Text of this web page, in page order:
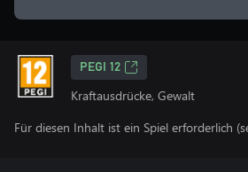
PEGI 12
Kraftausdrücke, Gewalt
Für diesen Inhalt ist ein Spiel erforderlich